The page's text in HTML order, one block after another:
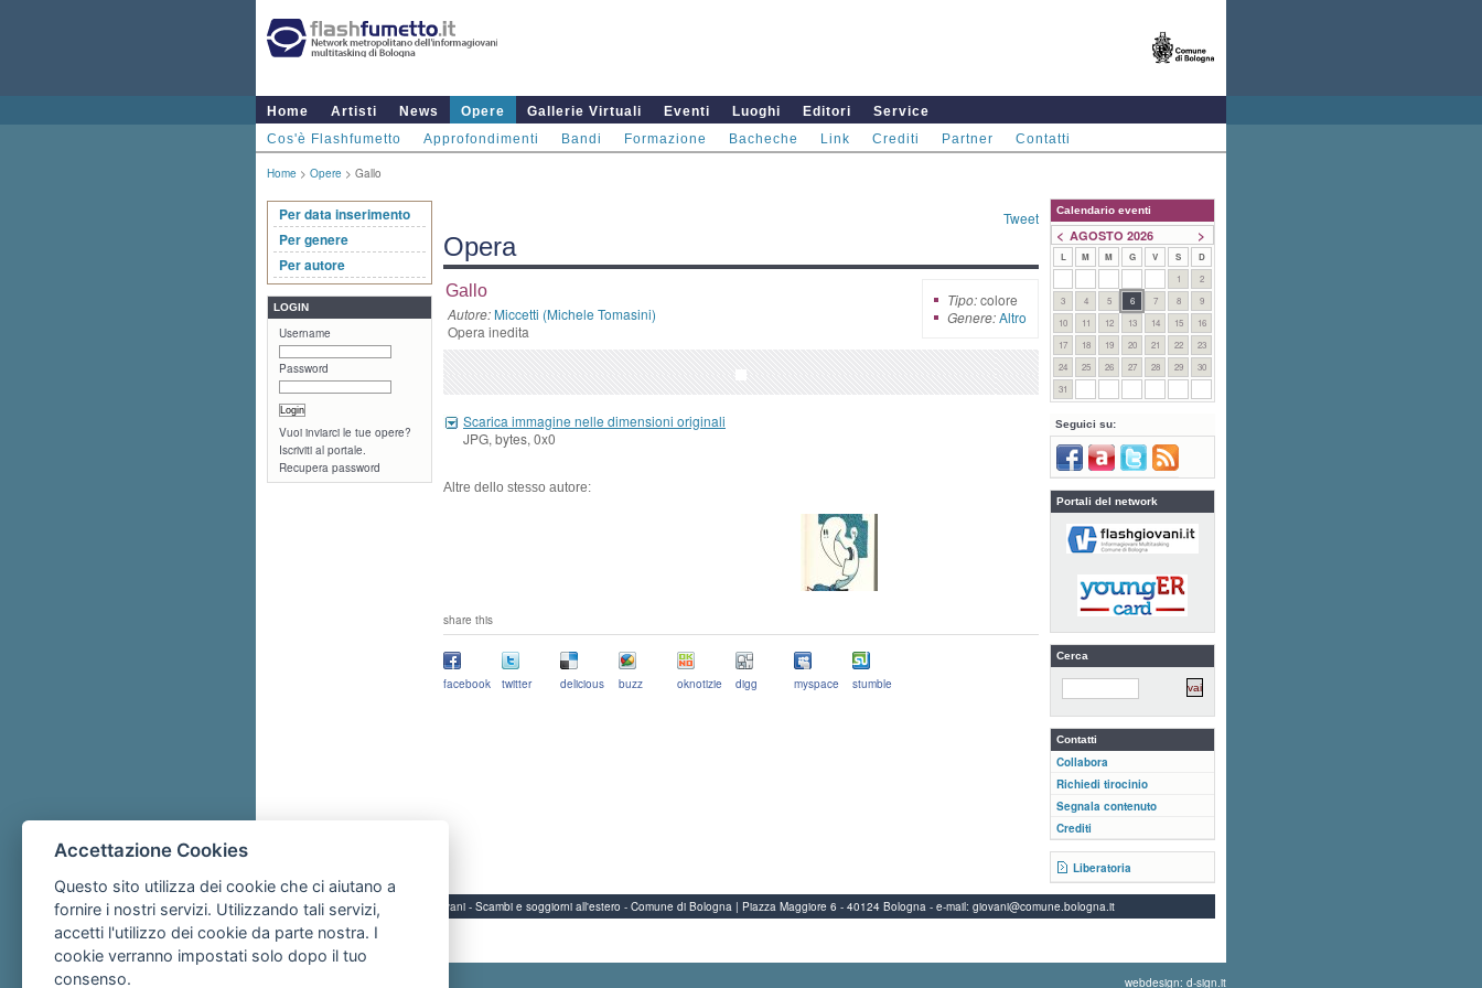
Home Artisti News Opere Gallerie Virtuali Eventi Luoghi Editori
Service
Cos'è Flashfumetto
Approfondimenti Bandi Formazione Bacheche Link Crediti Partner Contatti
Home > Opere > Gallo
Per data inserimento
Per genere
Per autore
LOGIN
Username
Password
Vuoi inviarci le tue opere?
Iscriviti al portale.
Recupera password
Tweet
Opera
Gallo
Autore: Miccetti (Michele Tomasini)
Opera inedita
Tipo:colore
Genere:Altro
Scarica immagine nelle dimensioni originali
JPG, bytes, 0x0
Altre dello stesso autore:
share this
facebook twitter delicious buzz oknotizie digg myspace stumble
Calendario eventi
>
< AGOSTO 2026
L M M G V S
D
1
2
3
4 5 6 7 8
9
10
11 12 13 14 15
16
17
18 19 20 21 22
23
24
25 26 27 28 29
30
31
Seguici su:
Portali del network
Cerca
Contatti
Collabora
Richiedi tirocinio
Segnala contenuto
Crediti
Liberatoria
Servizi per i giovani - Scambi e soggiorni all'estero - Comune di Bologna | Piazza Maggiore 6 - 40124 Bologna - e-mail: giovani@comune.bologna.it
webdesign: d-sign.it
Accettazione Cookies
Questo sito utilizza dei cookie che ci aiutano a
fornire i nostri servizi. Utilizzando tali servizi,
accetti l'utilizzo dei cookie da parte nostra. I
cookie verranno impostati solo dopo il tuo
consenso.